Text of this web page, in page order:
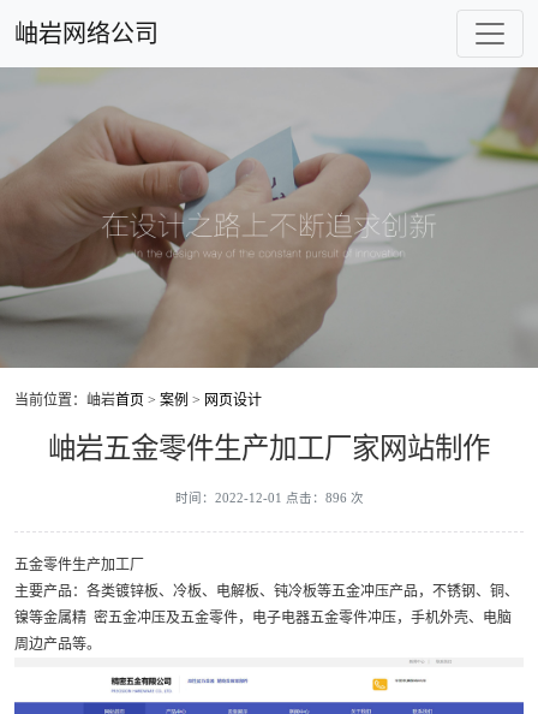
岫岩网络公司
当前位置：岫岩首页 > 案例 > 网页设计
岫岩五金零件生产加工厂家网站制作
时间：2022-12-01 点击：896 次
五金零件生产加工厂
主要产品：各类镀锌板、冷板、电解板、钝冷板等五金冲压产品，不锈钢、铜、
镍等金属精 密五金冲压及五金零件，电子电器五金零件冲压，手机外壳、电脑
周边产品等。